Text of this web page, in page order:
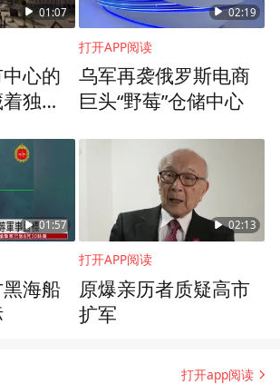
01:07
心的
独属
02:19
打开APP阅读
乌军再袭俄罗斯电商
巨头“野莓”仓储中心
01:57
海船
02:13
打开APP阅读
原爆亲历者质疑高市
扩军
打开app阅读